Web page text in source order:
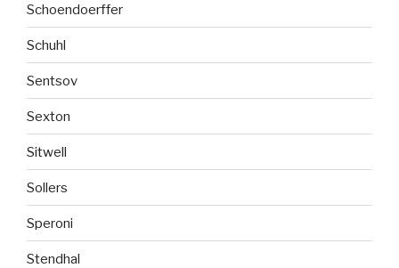
Schoendoerffer
Schuhl
Sentsov
Sexton
Sitwell
Sollers
Speroni
Stendhal